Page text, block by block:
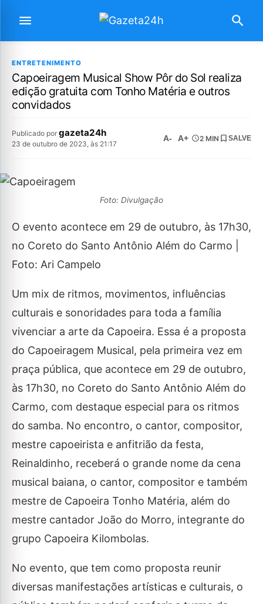
ENTRETENIMENTO
Capoeiragem Musical Show Pôr do Sol realiza
edição gratuita com Tonho Matéria e outros
convidados
Publicado por gazeta24h
23 de outubro de 2023, às 21:17
A- A+ 2 MIN SALVE
Foto: Divulgação
O evento acontece em 29 de outubro, às 17h30,
no Coreto do Santo Antônio Além do Carmo |
Foto: Ari Campelo
Um mix de ritmos, movimentos, influências
culturais e sonoridades para toda a família
vivenciar a arte da Capoeira. Essa é a proposta
do Capoeiragem Musical, pela primeira vez em
praça pública, que acontece em 29 de outubro,
às 17h30, no Coreto do Santo Antônio Além do
Carmo, com destaque especial para os ritmos
do samba. No encontro, o cantor, compositor,
mestre capoeirista e anfitrião da festa,
Reinaldinho, receberá o grande nome da cena
musical baiana, o cantor, compositor e também
mestre de Capoeira Tonho Matéria, além do
mestre cantador João do Morro, integrante do
grupo Capoeira Kilombolas.
No evento, que tem como proposta reunir
diversas manifestações artísticas e culturais, o